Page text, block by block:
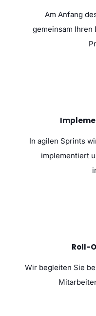
Am Anfang
gemeinsam
In agilen Sprints
implementiert
Roll-
Wir begleiten Sie